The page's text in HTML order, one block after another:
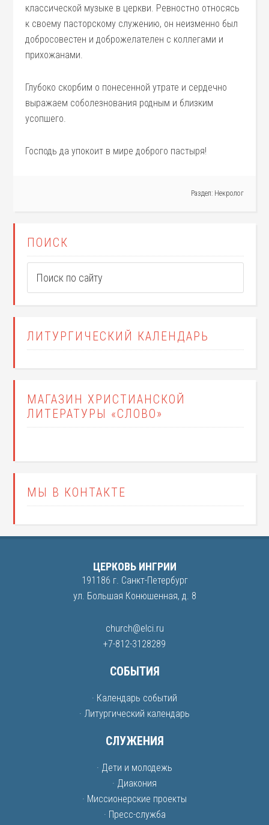
классической музыке в церкви. Ревностно относясь
к своему пасторскому служению, он неизменно был
добросовестен и доброжелателен с коллегами и
прихожанами.
Глубоко скорбим о понесенной утрате и сердечно
выражаем соболезнования родным и близким
усопшего.
Господь да упокоит в мире доброго пастыря!
Раздел: Некролог
ПОИСК
ЛИТУРГИЧЕСКИЙ КАЛЕНДАРЬ
МАГАЗИН ХРИСТИАНСКОЙ
ЛИТЕРАТУРЫ «СЛОВО»
МЫ В КОНТАКТЕ
ЦЕРКОВЬ ИНГРИИ
191186 г. Санкт-Петербург
ул. Большая Конюшенная, д. 8
church@elci.ru
+7-812-3128289
СОБЫТИЯ
· Календарь событий
· Литургический календарь
СЛУЖЕНИЯ
· Дети и молодежь
· Диакония
· Миссионерские проекты
· Пресс-служба